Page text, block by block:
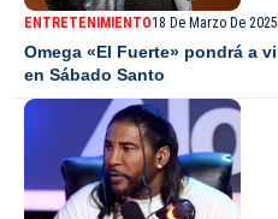
ENTRETENIMIENTO18 De Marzo De 2025
Omega «El Fuerte» pondrá a
en Sábado Santo